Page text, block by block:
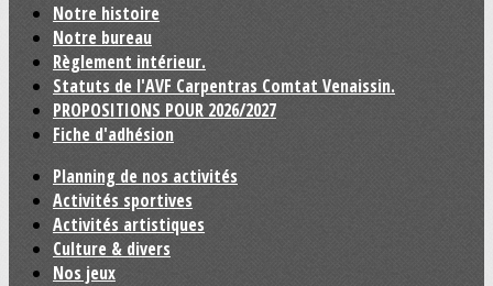
Notre histoire
Notre bureau
Règlement intérieur.
Statuts de l'AVF Carpentras Comtat Venaissin.
PROPOSITIONS POUR 2026/2027
Fiche d'adhésion
Planning de nos activités
Activités sportives
Activités artistiques
Culture & divers
Nos jeux